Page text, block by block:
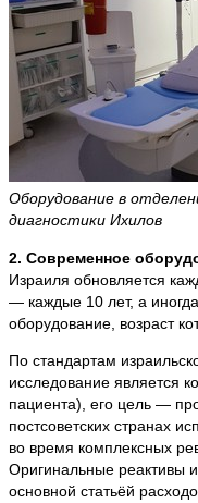
Оборудование в
диагностики Ихилов
2. Современное
Израиля обновляется
— каждые 10 лет, а
оборудование, возраст
По стандартам
исследование является
пациента), его цель —
постсоветских странах
во время комплексных
Оригинальные реактивы
основной статьёй